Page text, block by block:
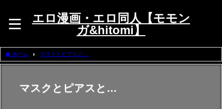
エロ漫画・エロ同人【モモン
ガ&hitomi】
ホーム マスクとピアスと…
マスクとピアスと…